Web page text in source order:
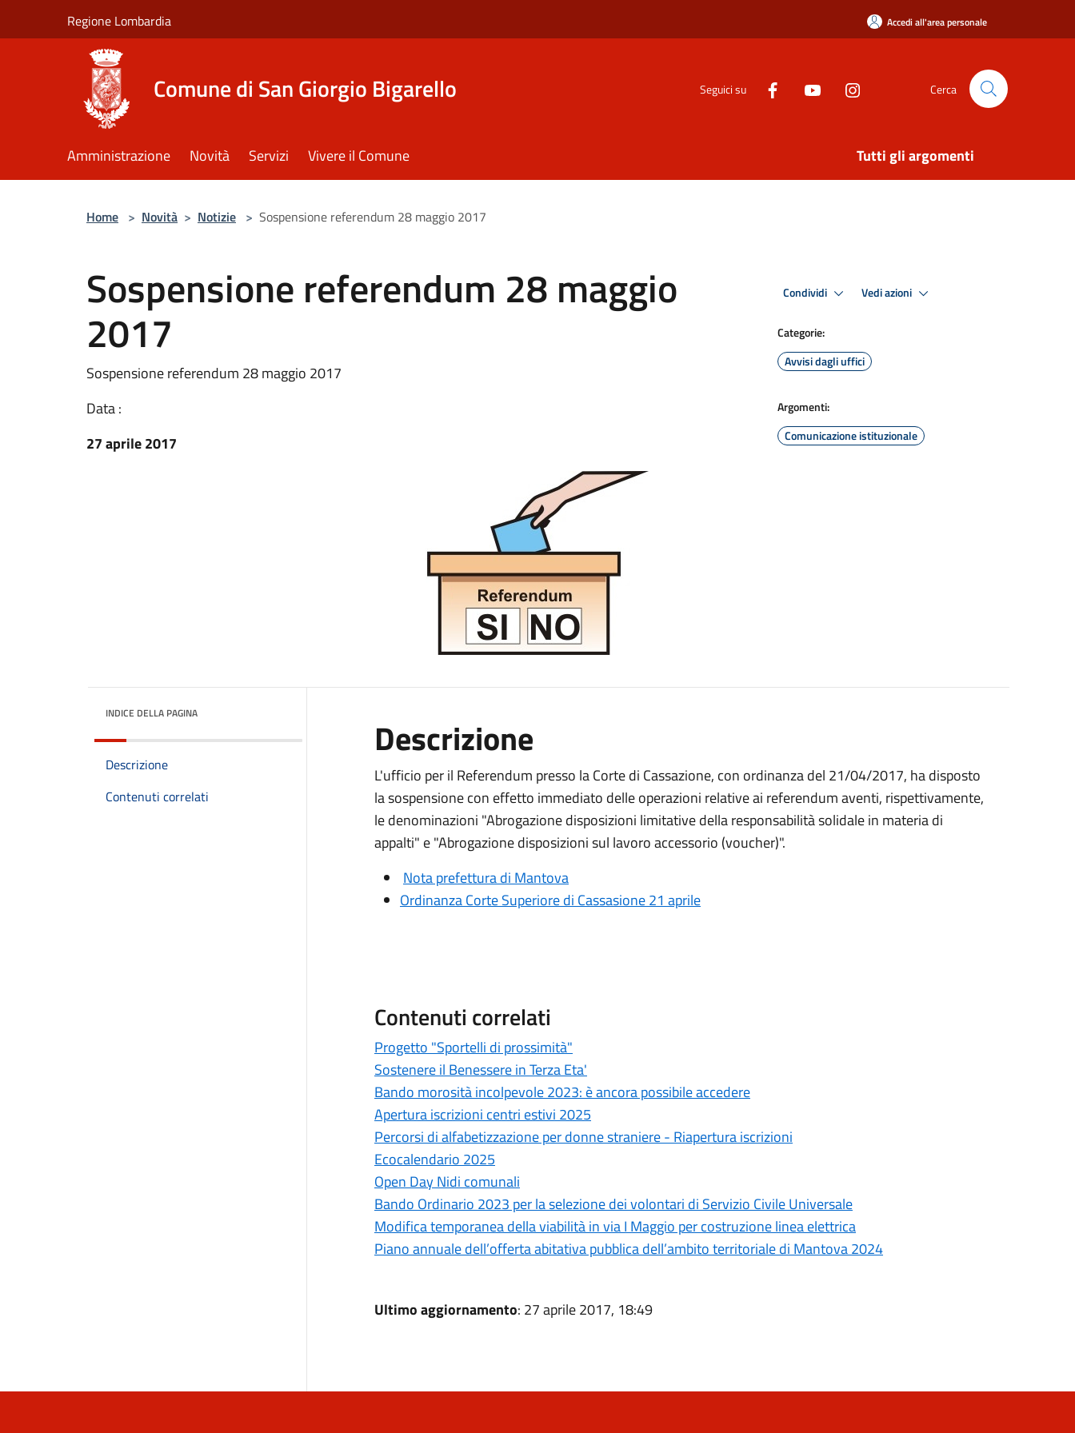
Regione Lombardia Accedi all'area personale
Comune di San Giorgio Bigarello Seguici su Cerca
Amministrazione Novità Servizi Vivere il Comune Tutti gli argomenti
Home > Novità > Notizie > Sospensione referendum 28 maggio 2017
Sospensione referendum 28 maggio
2017
Sospensione referendum 28 maggio 2017
Data :
27 aprile 2017
Condividi Vedi azioni
Categorie:
Avvisi dagli uffici
Argomenti:
Comunicazione istituzionale
INDICE DELLA PAGINA
Descrizione
Contenuti correlati
Descrizione
L'ufficio per il Referendum presso la Corte di Cassazione, con ordinanza del 21/04/2017, ha disposto
la sospensione con effetto immediato delle operazioni relative ai referendum aventi, rispettivamente,
le denominazioni "Abrogazione disposizioni limitative della responsabilità solidale in materia di
appalti" e "Abrogazione disposizioni sul lavoro accessorio (voucher)".
Nota prefettura di Mantova
Ordinanza Corte Superiore di Cassasione 21 aprile
Contenuti correlati
Progetto "Sportelli di prossimità"
Sostenere il Benessere in Terza Eta'
Bando morosità incolpevole 2023: è ancora possibile accedere
Apertura iscrizioni centri estivi 2025
Percorsi di alfabetizzazione per donne straniere - Riapertura iscrizioni
Ecocalendario 2025
Open Day Nidi comunali
Bando Ordinario 2023 per la selezione dei volontari di Servizio Civile Universale
Modifica temporanea della viabilità in via I Maggio per costruzione linea elettrica
Piano annuale dell’offerta abitativa pubblica dell’ambito territoriale di Mantova 2024
Ultimo aggiornamento: 27 aprile 2017, 18:49